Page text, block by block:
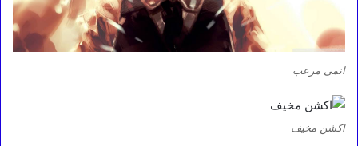
انمى مرعب
اكشن مخيف